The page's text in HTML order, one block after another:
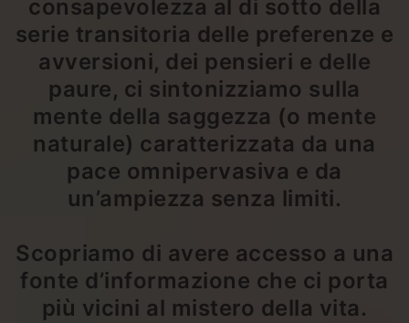
consapevolezza al di sotto della
serie transitoria delle preferenze e
avversioni, dei pensieri e delle
paure, ci sintonizziamo sulla
mente della saggezza (o mente
naturale) caratterizzata da una
pace omnipervasiva e da
un’ampiezza senza limiti.
Scopriamo di avere accesso a una
fonte d’informazione che ci porta
più vicini al mistero della vita.